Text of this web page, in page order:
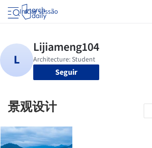
Iniciar sessão
Seguir
景观设计